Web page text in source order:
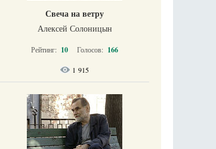
Свеча на ветру
Алексей Солоницын
Рейтинг: 10 Голосов: 166
1 915